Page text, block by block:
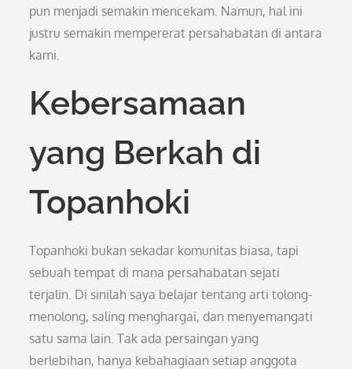
pun menjadi semakin mencekam. Namun, hal ini
justru semakin mempererat persahabatan di antara
kami.
Kebersamaan
yang Berkah di
Topanhoki
Topanhoki bukan sekadar komunitas biasa, tapi
sebuah tempat di mana persahabatan sejati
terjalin. Di sinilah saya belajar tentang arti tolong-
menolong, saling menghargai, dan menyemangati
satu sama lain. Tak ada persaingan yang
berlebihan, hanya kebahagiaan setiap anggota